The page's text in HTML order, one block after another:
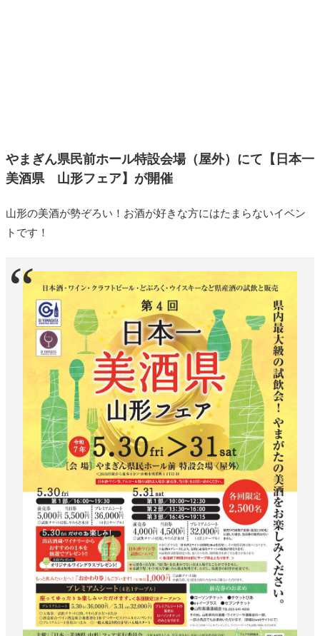
やまぎん県民前ホール特設会場（屋外）にて【日本一
美酒県 山形フェア】が開催
山形の美酒が勢ぞろい！お酒が好きな方にはたまらないイベン
トです！